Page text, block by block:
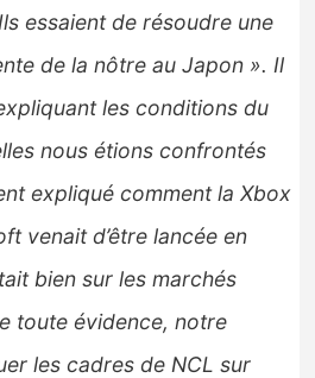
essaient de résoudre une
de la nôtre au Japon ». Il
les conditions du
nous étions confrontés
expliqué comment la Xbox
venait d’être lancée en
bien sur les marchés
toute évidence, notre
les cadres de NCL sur